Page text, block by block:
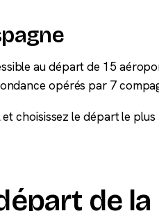
au départ de 15
opérés par 7
choisissez le départ le
de la